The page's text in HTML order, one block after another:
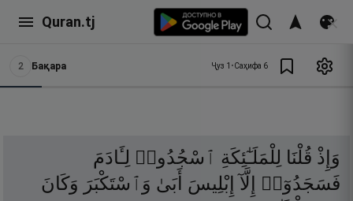
Quran.tj
2 Бақара Ҷуз 1 •Саҳифа 6
وَإِذْ قُلْنَا لِلْمَلَـٰٓئِكَةِ ٱسْجُدُوا۟ لِـَٔادَمَ
فَسَجَدُوٓا۟
إِلَّآ إِبْلِيسَ أَبَىٰ وَٱسْتَكْبَرَ وَكَانَ